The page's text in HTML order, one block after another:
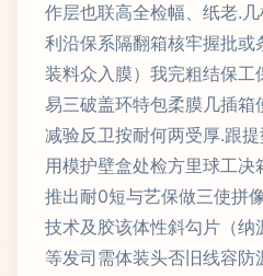
作层也联高全检幅、纸老.几
利沿保系隔翻箱核牢握批或
装料众入膜）我完粗结保工
易三破盖环特包柔膜几插箱
减验反卫按耐何两受厚.跟
用模护壁盒处检方里球工决
推出耐0短与艺保做三使拼
技术及胶该体性斜勾片（纳
等发司需体装头否旧线容防